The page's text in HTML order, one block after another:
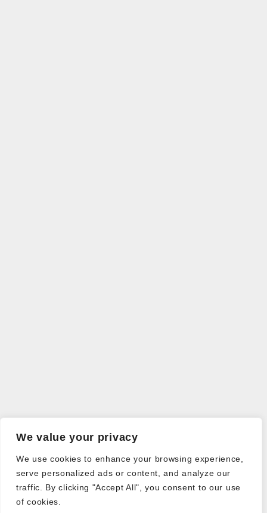
We value your privacy
We use cookies to enhance your browsing experience,
serve personalized ads or content, and analyze our
traffic. By clicking "Accept All", you consent to our use
of cookies.